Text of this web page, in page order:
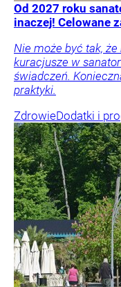
Od 2027 roku
inaczej! Celowane
Nie może być tak,
kuracjusze w
świadczeń.
praktyki.
ZdrowieDodatki i